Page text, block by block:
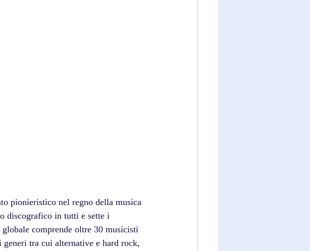
discografico in tutti e sette i
comprende oltre 30 musicisti
tra cui alternative e hard rock,